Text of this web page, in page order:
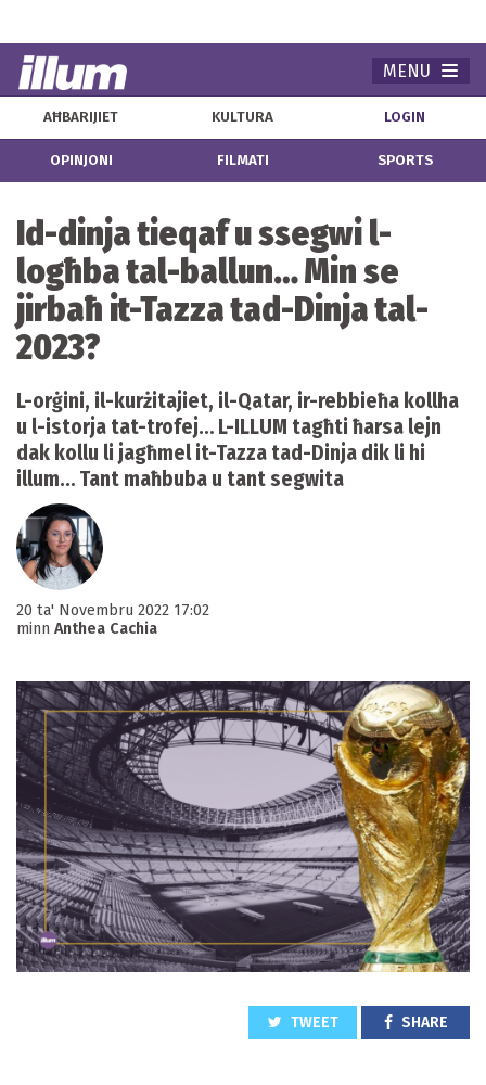
MENU
AĦBARIJIET KULTURA LOGIN
OPINJONI FILMATI SPORTS
Id-dinja tieqaf u ssegwi l-
logħba tal-ballun… Min se
jirbaħ it-Tazza tad-Dinja tal-
2023?
L-orġini, il-kurżitajiet, il-Qatar, ir-rebbieħa kollha
u l-istorja tat-trofej… L-ILLUM tagħti ħarsa lejn
dak kollu li jagħmel it-Tazza tad-Dinja dik li hi
illum… Tant maħbuba u tant segwita
20 ta' Novembru 2022 17:02
minn Anthea Cachia
TWEET SHARE